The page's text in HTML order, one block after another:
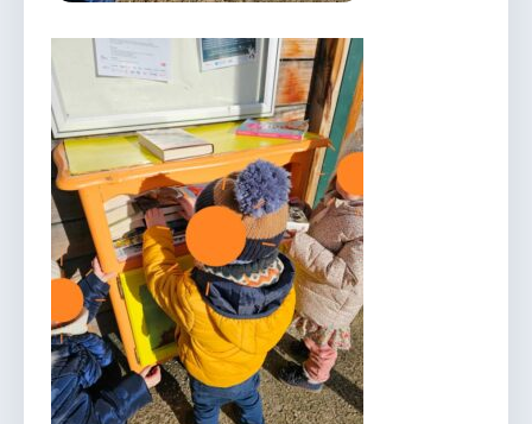
mairie@douvres.fr
140 Place de la Babillière, 01500 Douvres
Contacter la mairie
Le guichet des associations
publier une annonce